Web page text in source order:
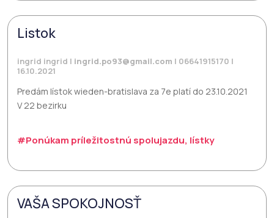
Listok
ingrid ingrid | ingrid.po93@gmail.com | 06641915170 |
16.10.2021
Predám lístok wieden-bratislava za 7e platí do 23.10.2021
V 22 bezirku
#Ponúkam príležitostnú spolujazdu, lístky
VAŠA SPOKOJNOSŤ